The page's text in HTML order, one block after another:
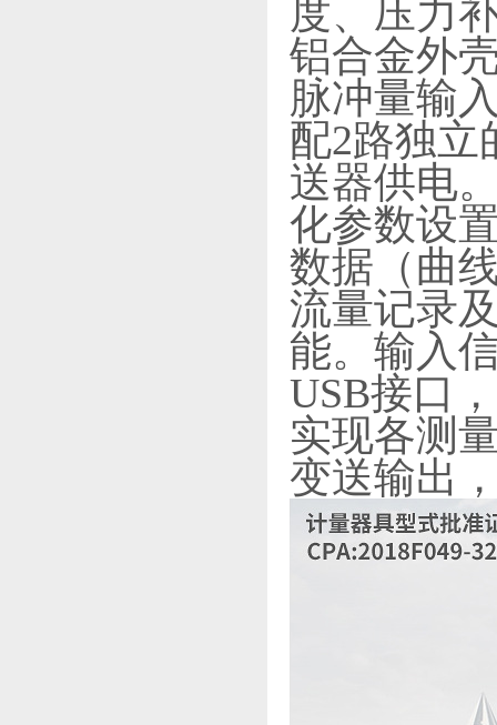
度、压力
铝合金外
脉冲量输
配2路独立
送器供电
化参数设
数据（曲
流量记录
能。输入
USB接口
实现各测
变送输出